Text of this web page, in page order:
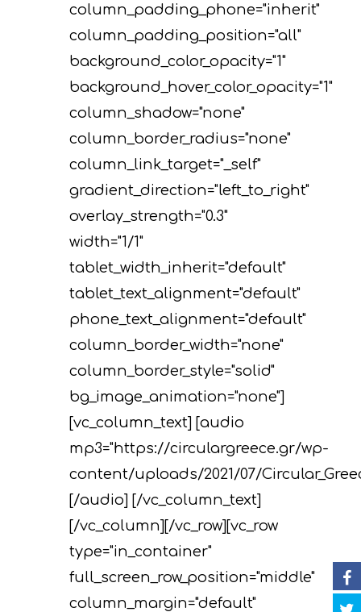
column_padding_phone="inherit"
column_padding_position="all"
background_color_opacity="1"
background_hover_color_opacity="1"
column_shadow="none"
column_border_radius="none"
column_link_target="_self"
gradient_direction="left_to_right"
overlay_strength="0.3"
width="1/1"
tablet_width_inherit="default"
tablet_text_alignment="default"
phone_text_alignment="default"
column_border_width="none"
column_border_style="solid"
bg_image_animation="none"]
[vc_column_text] [audio
mp3="https://circulargreece.gr/wp-
content/uploads/2021/07/
[/audio] [/vc_column_text]
[/vc_column][/vc_row][vc_row
type="in_container"
full_screen_row_position="middle"
column_margin="default"
Έργο
Στοιχεία
Στόχοι
Ομάδα έργου
Αναμενόμενα
Δράσεις
A.
Δράσεις
Παρακολούθησης
επιπτώσεων του
Κυκλική
Ανακοινώσεις/Νέα
Newsletter
Εκδηλώσεις
Ημερολόγιο
Φωτογραφίες
Επικοινωνία